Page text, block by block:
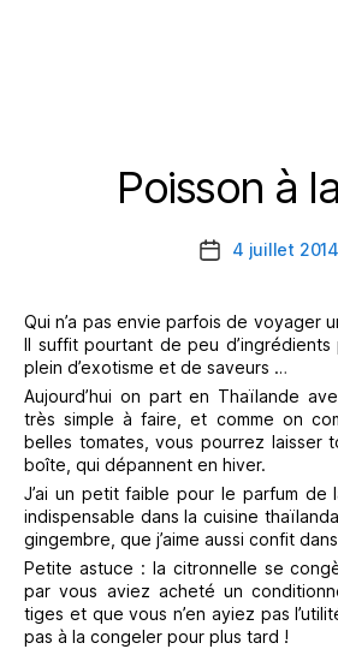
Poisson à
Date4 juillet 2014
Qui n’a pas envie parfois de voyager
Il suffit pourtant de peu
plein d’exotisme et de saveurs …
Aujourd’hui on part en Thaïlande
très simple à faire, et comme on
belles tomates, vous pourrez laisser
boîte, qui dépannent en hiver.
J’ai un petit faible pour le parfum de
indispensable dans la cuisine
gingembre, que j’aime aussi confit
Petite astuce : la citronnelle se
par vous aviez acheté un
tiges et que vous n’en ayiez pas
pas à la congeler pour plus tard !